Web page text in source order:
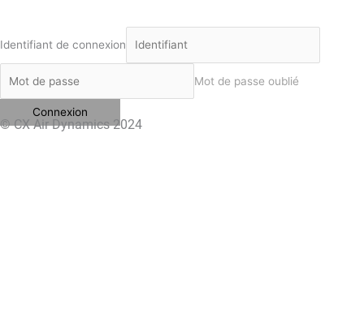
© CX Air Dynamics 2024
Identifiant de connexion
Mot de passe oublié